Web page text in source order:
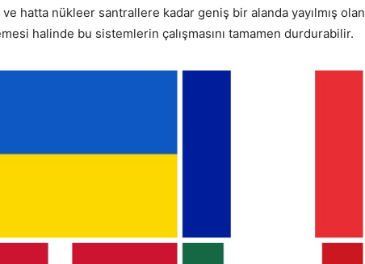
hatta nükleer santrallere kadar geniş bir alanda yayılmış olan
halinde bu sistemlerin çalışmasını tamamen durdurabilir.